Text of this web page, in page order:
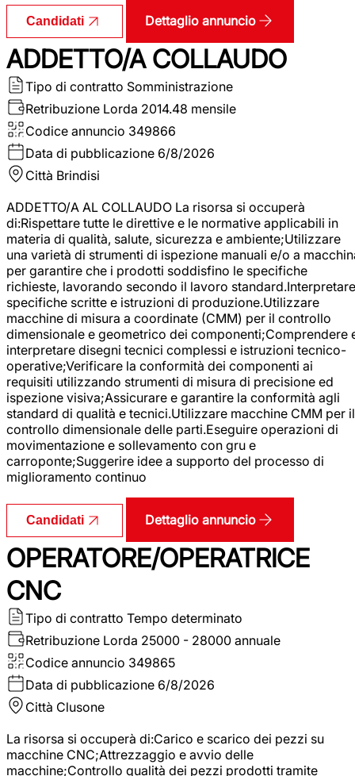
Candidati Dettaglio annuncio
ADDETTO/A COLLAUDO
Tipo di contratto Somministrazione
Retribuzione Lorda 2014.48 mensile
Codice annuncio 349866
Data di pubblicazione 6/8/2026
Città Brindisi
ADDETTO/A AL COLLAUDO La risorsa si occuperà
di:Rispettare tutte le direttive e le normative applicabili in
materia di qualità, salute, sicurezza e ambiente;Utilizzare
una varietà di strumenti di ispezione manuali e/o a
per garantire che i prodotti soddisfino le specifiche
richieste, lavorando secondo il lavoro standard.Interpretare
specifiche scritte e istruzioni di produzione.Utilizzare
macchine di misura a coordinate (CMM) per il controllo
dimensionale e geometrico dei componenti;Comprendere
interpretare disegni tecnici complessi e istruzioni tecnico-
operative;Verificare la conformità dei componenti ai
requisiti utilizzando strumenti di misura di precisione ed
ispezione visiva;Assicurare e garantire la conformità agli
standard di qualità e tecnici.Utilizzare macchine CMM per il
controllo dimensionale delle parti.Eseguire operazioni di
movimentazione e sollevamento con gru e
carroponte;Suggerire idee a supporto del processo di
miglioramento continuo
Candidati Dettaglio annuncio
OPERATORE/OPERATRICE
CNC
Tipo di contratto Tempo determinato
Retribuzione Lorda 25000 - 28000 annuale
Codice annuncio 349865
Data di pubblicazione 6/8/2026
Città Clusone
La risorsa si occuperà di:Carico e scarico dei pezzi su
macchine CNC;Attrezzaggio e avvio delle
macchine;Controllo qualità dei pezzi prodotti tramite